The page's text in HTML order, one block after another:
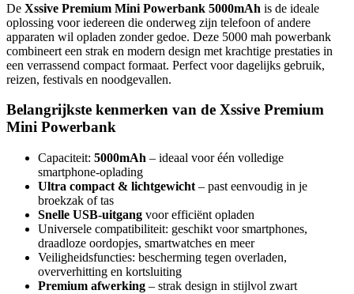
De Xssive Premium Mini Powerbank 5000mAh is de ideale
oplossing voor iedereen die onderweg zijn telefoon of andere
apparaten wil opladen zonder gedoe. Deze 5000 mah powerbank
combineert een strak en modern design met krachtige prestaties in
een verrassend compact formaat. Perfect voor dagelijks gebruik,
reizen, festivals en noodgevallen.
Belangrijkste kenmerken van de Xssive Premium
Mini Powerbank
Capaciteit: 5000mAh – ideaal voor één volledige
smartphone-oplading
Ultra compact & lichtgewicht – past eenvoudig in je
broekzak of tas
Snelle USB-uitgang voor efficiënt opladen
Universele compatibiliteit: geschikt voor smartphones,
draadloze oordopjes, smartwatches en meer
Veiligheidsfuncties: bescherming tegen overladen,
oververhitting en kortsluiting
Premium afwerking – strak design in stijlvol zwart